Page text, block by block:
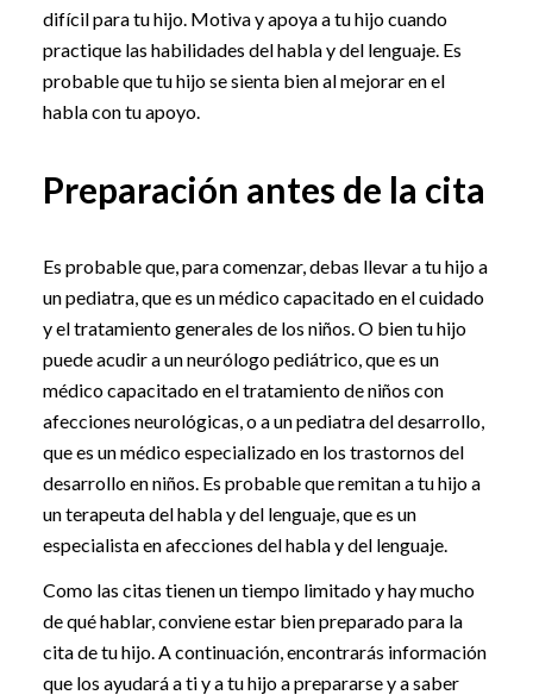
difícil para tu hijo. Motiva y apoya a tu hijo cuando
practique las habilidades del habla y del lenguaje. Es
probable que tu hijo se sienta bien al mejorar en el
habla con tu apoyo.
Preparación antes de la cita
Es probable que, para comenzar, debas llevar a tu hijo a
un pediatra, que es un médico capacitado en el cuidado
y el tratamiento generales de los niños. O bien tu hijo
puede acudir a un neurólogo pediátrico, que es un
médico capacitado en el tratamiento de niños con
afecciones neurológicas, o a un pediatra del desarrollo,
que es un médico especializado en los trastornos del
desarrollo en niños. Es probable que remitan a tu hijo a
un terapeuta del habla y del lenguaje, que es un
especialista en afecciones del habla y del lenguaje.
Como las citas tienen un tiempo limitado y hay mucho
de qué hablar, conviene estar bien preparado para la
cita de tu hijo. A continuación, encontrarás información
que los ayudará a ti y a tu hijo a prepararse y a saber